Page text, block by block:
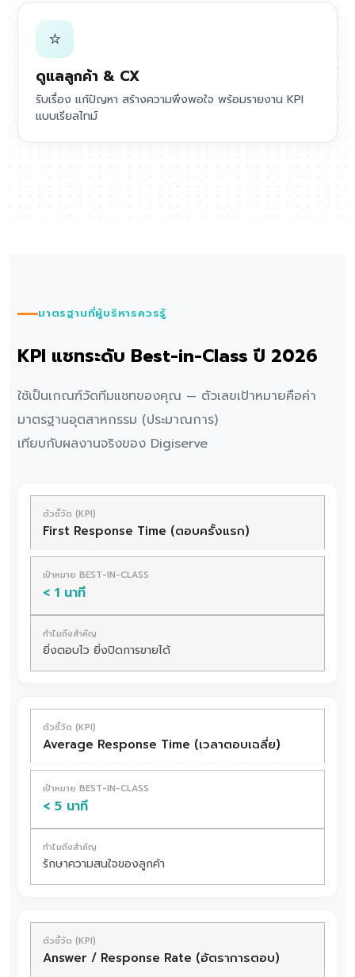
⭐
ดูแลลูกค้า & CX
รับเรื่อง แก้ปัญหา สร้างความพึงพอใจ พร้อมรายงาน KPI
แบบเรียลไทม์
มาตรฐานที่ผู้บริหารควรรู้
KPI แชทระดับ Best-in-Class ปี 2026
ใช้เป็นเกณฑ์วัดทีมแชทของคุณ — ตัวเลขเป้าหมายคือค่า
มาตรฐานอุตสาหกรรม (ประมาณการ)
เทียบกับผลงานจริงของ Digiserve
First Response Time (ตอบครั้งแรก)
< 1 นาที
ยิ่งตอบไว ยิ่งปิดการขายได้
Average Response Time (เวลาตอบเฉลี่ย)
< 5 นาที
รักษาความสนใจของลูกค้า
Answer / Response Rate (อัตราการตอบ)